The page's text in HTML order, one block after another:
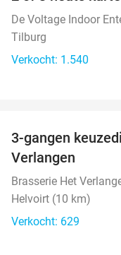
De Voltage Indoor
Tilburg
Verkocht: 1.540
3-gangen
Verlangen
Brasserie Het
Helvoirt (10 km)
Verkocht: 629